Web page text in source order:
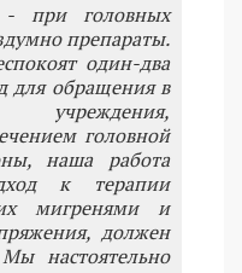
- при головных
препараты.
один-два
для обращения в
учреждения,
головной
наша работа
к терапии
мигренями и
должен
настоятельно